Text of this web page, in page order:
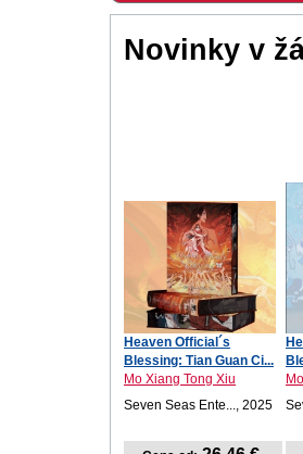
Novinky v
Heaven Official´s
Blessing: Tian Guan Ci...
Mo Xiang Tong Xiu
Seven Seas Ente..., 2025